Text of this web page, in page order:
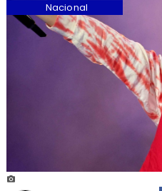
Nacional